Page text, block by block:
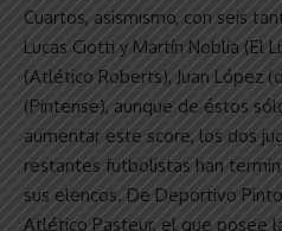
Cuartos, asismismo, con seis
Lucas Ciotti y Martín Noblía (El
(Atlético Roberts), Juan López
(Pintense), aunque de éstos
aumentar este score, los dos
restantes futbolistas han
sus elencos. De Deportivo
Atlético Pasteur, el que posee